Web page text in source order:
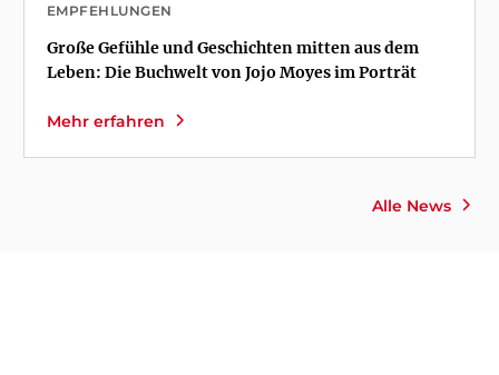
Alle News
EMPFEHLUNGEN
Große Gefühle und Geschichten mitten aus dem
Leben: Die Buchwelt von Jojo Moyes im Porträt
Mehr erfahren